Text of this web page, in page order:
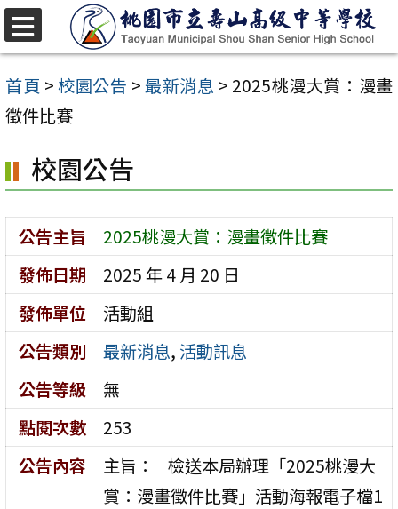
跳
至
主
要
容
區
首頁 >校園公告 >最新消息 > 2025桃漫大賞：漫畫
徵件比賽
校園公告
公告主旨
2025桃漫大賞：漫畫徵件比賽
發佈日期
2025 年 4 月 20 日
發佈單位
活動組
公告類別
最新消息, 活動訊息
公告等級
無
點閱次數
253
公告內容
主旨： 檢送本局辦理「2025桃漫大
賞：漫畫徵件比賽」活動海報電子檔1
選
單